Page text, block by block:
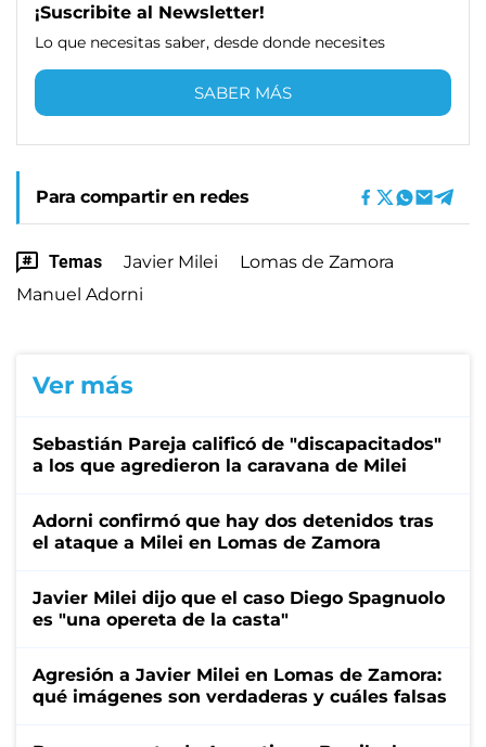
¡Suscribite al Newsletter!
Lo que necesitas saber, desde donde necesites
SABER MÁS
Para compartir en redes
Temas Javier Milei
Lomas de Zamora
Manuel Adorni
Ver más
Sebastián Pareja calificó de "discapacitados"
a los que agredieron la caravana de Milei
Adorni confirmó que hay dos detenidos tras
el ataque a Milei en Lomas de Zamora
Javier Milei dijo que el caso Diego Spagnuolo
es "una opereta de la casta"
Agresión a Javier Milei en Lomas de Zamora:
qué imágenes son verdaderas y cuáles falsas